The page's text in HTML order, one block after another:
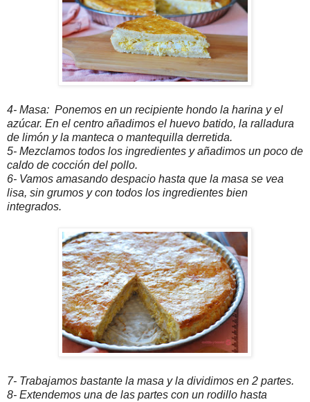
4- Masa: Ponemos en un recipiente hondo la harina y el
azúcar. En el centro añadimos el huevo batido, la ralladura
de limón y la manteca o mantequilla derretida.
5- Mezclamos todos los ingredientes y añadimos un poco de
caldo de cocción del pollo.
6- Vamos amasando despacio hasta que la masa se vea
lisa, sin grumos y con todos los ingredientes bien
integrados.
7- Trabajamos bastante la masa y la dividimos en 2 partes.
8- Extendemos una de las partes con un rodillo hasta